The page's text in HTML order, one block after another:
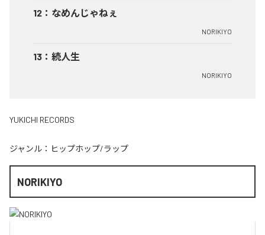
12 ： なめんじゃねぇ
NORIKIYO
13 ： 続人生
NORIKIYO
YUKICHI RECORDS
ジャンル： ヒップホップ/ラップ
NORIKIYO